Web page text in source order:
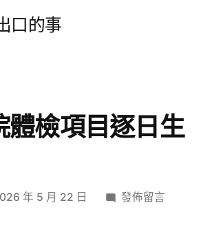
口的事
體檢項目逐日生
年 5 月 22 日
在
發佈留言